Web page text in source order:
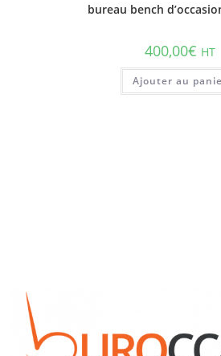
bureau bench
400,00€ HT
Ajouter au